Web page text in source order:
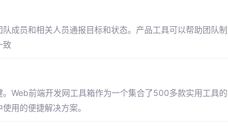
成员和相关人员通报目标和状态。产品工具可以帮助团队
致
Web前端开发网工具箱作为一个集合了500多款实用工具
用的便捷解决方案。